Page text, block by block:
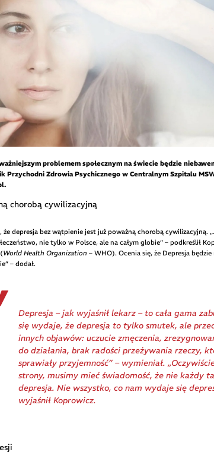
problemem społecznym na świecie będzie
Przychodni Zdrowia Psychicznego w Centralnym Szpitalu
chorobą cywilizacyjną
że depresja bez wątpienie jest już poważną chorobą cywilizacyjną.
nie tylko w Polsce, ale na całym globie” – podkreślił
World Health Organization – WHO). Ocenia się, że Depresja
– dodał.
Depresja – jak wyjaśnił lekarz – to cała gama
się wydaje, że depresja to tylko smutek, ale
innych objawów: uczucie zmęczenia,
do działania, brak radości przeżywania rzeczy,
sprawiały przyjemność” – wymieniał.
strony, musimy mieć świadomość, że nie każdy
depresja. Nie wszystko, co nam wydaje się
wyjaśnił Koprowicz.